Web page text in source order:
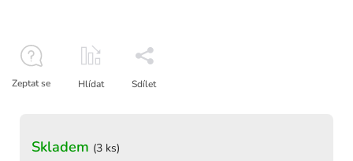
Skladem (3 ks)
Zeptat se Hlídat Sdílet